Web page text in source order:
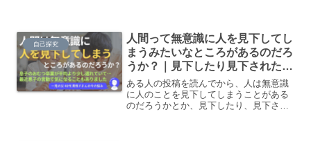
ったり嫌だったのかをあらためて探究し
てみたいです。
自己探究
人間って無意識に人を見下してし
まうみたいなところがあるのだろ
うか？｜見下したり見下されたく
ないと1人でいろいろ考えていた
ら混乱してきました
ある人の投稿を読んでから、人は無意識
に人のことを見下してしまうことがある
のだろうかとか、見下したり、見下され